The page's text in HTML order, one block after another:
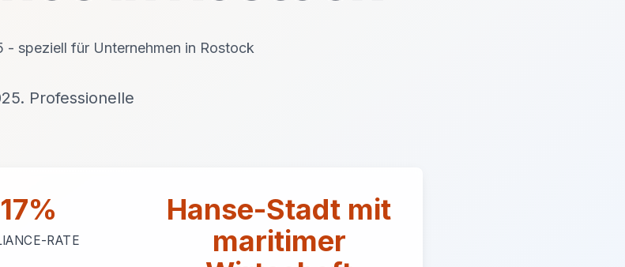
speziell für Unternehmen in Rostock
Professionelle
RATE
Hanse-Stadt mit
maritimer